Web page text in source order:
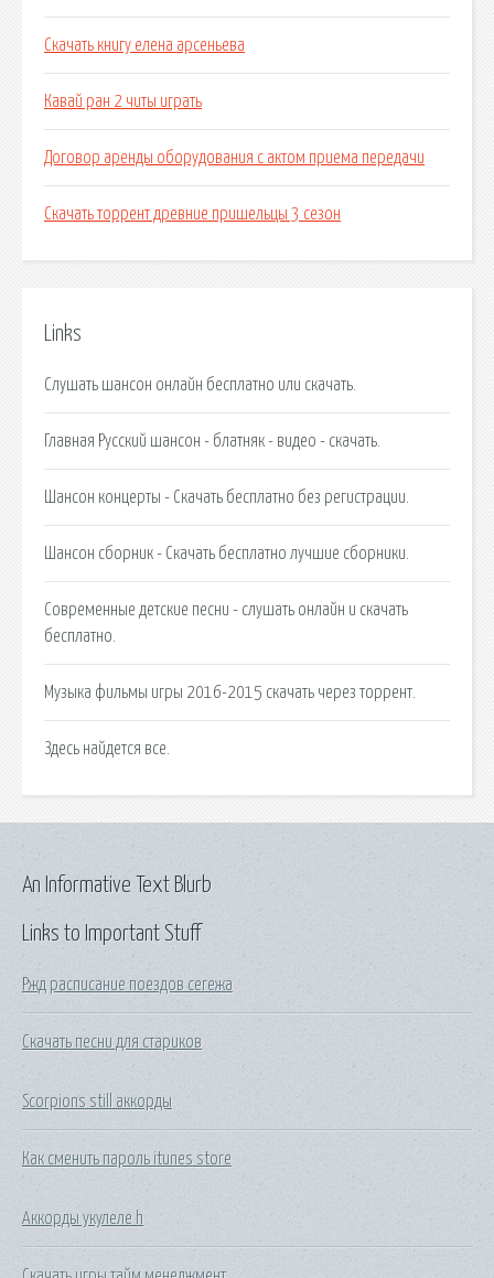
Скачать книгу елена арсеньева
Кавай ран 2 читы играть
Договор аренды оборудования с актом приема передачи
Скачать торрент древние пришельцы 3 сезон
Links
Слушать шансон онлайн бесплатно или скачать.
Главная Русский шансон - блатняк - видео - скачать.
Шансон концерты - Скачать бесплатно без регистрации.
Шансон сборник - Скачать бесплатно лучшие сборники.
Современные детские песни - слушать онлайн и скачать
бесплатно.
Музыка фильмы игры 2016-2015 скачать через торрент.
Здесь найдется все.
Links to Important Stuff
Ржд расписание поездов сегежа
Скачать песни для стариков
Scorpions still аккорды
Как сменить пароль itunes store
Аккорды укулеле h
An Informative Text Blurb